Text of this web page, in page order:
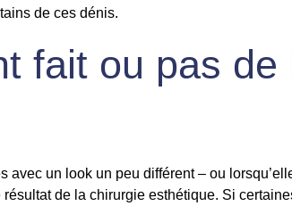
de ces dénis.
fait ou pas
avec un look un peu différent – ou
de la chirurgie esthétique. Si